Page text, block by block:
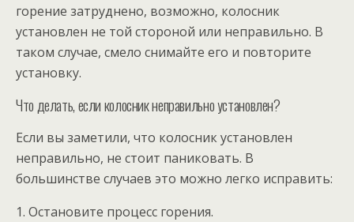
горение затруднено, возможно, колосник
установлен не той стороной или неправильно. В
таком случае, смело снимайте его и повторите
установку.
Что делать, если колосник неправильно установлен?
Если вы заметили, что колосник установлен
неправильно, не стоит паниковать. В
большинстве случаев это можно легко исправить:
1. Остановите процесс горения.